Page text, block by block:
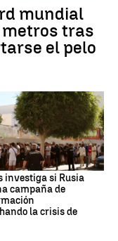
mundial
metros tras
el pelo
investiga si Rusia
campaña de
la crisis de